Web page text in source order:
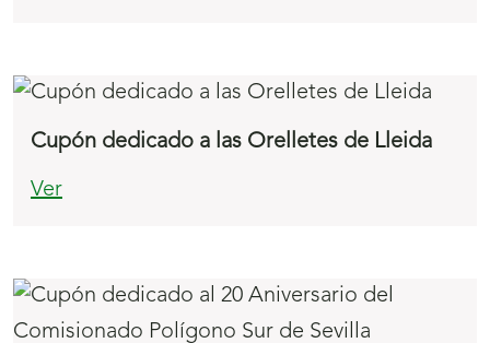
Cupón dedicado a las Orelletes de Lleida
Ver